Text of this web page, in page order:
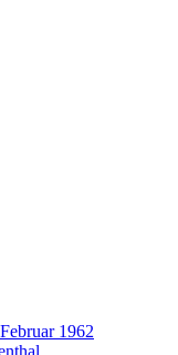
1962